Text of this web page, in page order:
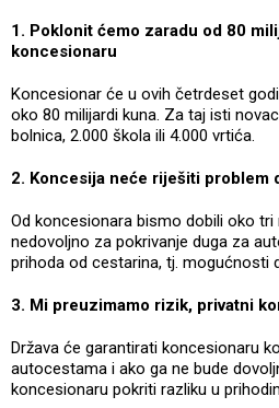
1. Poklonit ćemo zaradu od 80
koncesionaru
Koncesionar će u ovih četrdeset
oko 80 milijardi kuna. Za taj isti
bolnica, 2.000 škola ili 4.000 vrtića.
2. Koncesija neće riješiti problem
Od koncesionara bismo dobili oko tri
nedovoljno za pokrivanje duga za
prihoda od cestarina, tj. mogućnosti
3. Mi preuzimamo rizik, privatni
Država će garantirati koncesionaru
autocestama i ako ga ne bude
koncesionaru pokriti razliku u